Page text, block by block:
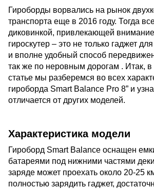
Гироборды ворвались на рынок
транспорта еще в 2016 году. Тогда
диковинкой, привлекающей
гироскутер – это не только гаджет
и вполне удобный способ
так же по неровным дорогам . Итак, в
статье мы разберемся во всех
гироборда Smart Balance Pro 8” и
отличается от других моделей.
Характеристика модели
Гироборд Smart Balance оснащен
батареями под нижними частями
заряде может проехать около 20-25
полностью зарядить гаджет,